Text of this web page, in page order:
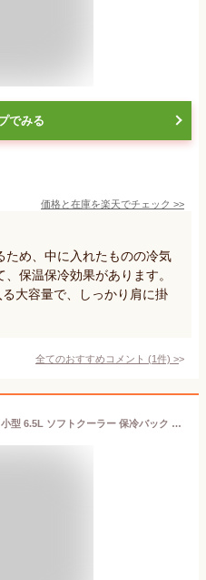
でみる
価格と在庫を楽天でチェック >>
ため、中に入れたものの冷気
保温保冷効果があります。
大容量で、しっかり肩に掛
全てのおすすめコメント (1件) >
保冷バッグ クーラーボックス 小型 6.5L ソフトクーラー 保冷バック ソフトクーラー 保冷保温【多層厚手断熱・6mm 発泡 PE・銀イオン抗菌 PEVA】クーラーバッグ オックスフォード撥水加工 水漏れ防止 弁当対応 290g 超軽量 肩掛け手提げ 底部ゴムバンド 折りたたみ ピクニック キャンプ バーベキュー 運動会 部活 お花見 遠足 ドライブ アウトドア プレゼント Amazon限定